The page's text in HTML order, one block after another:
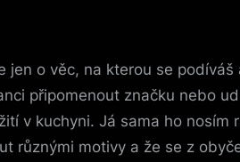
o věc, na kterou se
připomenout značku nebo
v kuchyni. Já sama ho nosím
různými motivy a že se z